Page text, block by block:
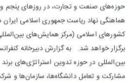
هماهنگی نهاد ریاست جمهوری اسلامی
کشورهای اسلامی (مرکز همایش‌های
برگزار خواهد شد. به گزارش دبیرخانه
بین‌المللی در حوزه تدوین استراتژی‌های برند
مشارکت و تعامل دانشگاه‌ها، سازمان‌ها و